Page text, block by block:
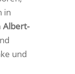
in
Albert-
und